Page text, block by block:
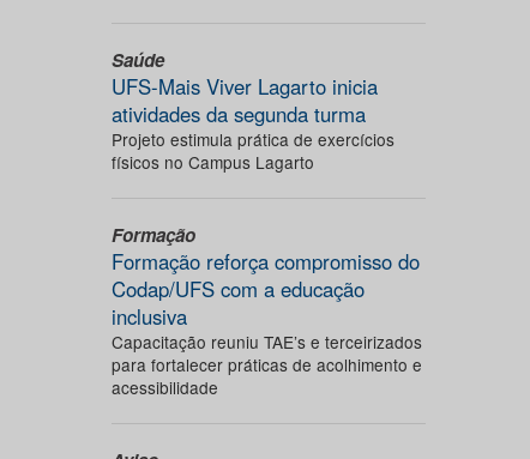
Saúde
UFS-Mais Viver Lagarto inicia
atividades da segunda turma
Projeto estimula prática de exercícios
físicos no Campus Lagarto
Formação
Formação reforça compromisso do
Codap/UFS com a educação
inclusiva
Capacitação reuniu TAE’s e terceirizados
para fortalecer práticas de acolhimento e
acessibilidade